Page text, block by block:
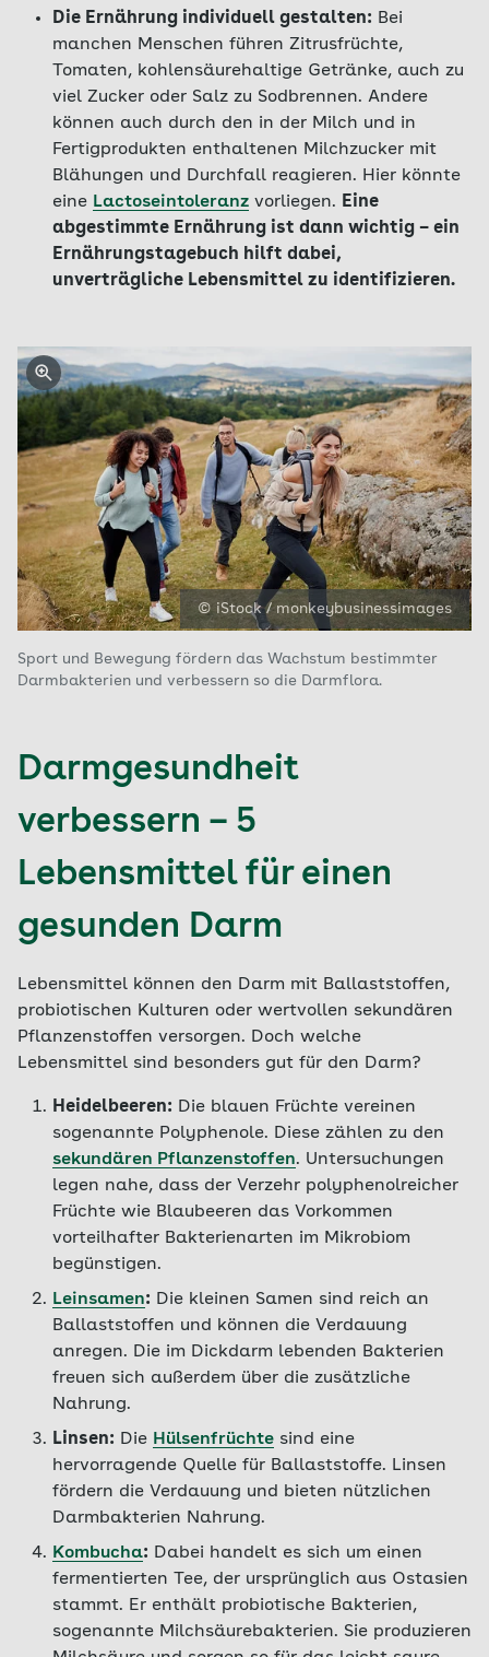
Die Ernährung individuell gestalten: Bei
manchen Menschen führen Zitrusfrüchte,
Tomaten, kohlensäurehaltige Getränke, auch zu
viel Zucker oder Salz zu Sodbrennen. Andere
können auch durch den in der Milch und in
Fertigprodukten enthaltenen Milchzucker mit
Blähungen und Durchfall reagieren. Hier könnte
eine Lactoseintoleranz vorliegen. Eine
abgestimmte Ernährung ist dann wichtig – ein
Ernährungstagebuch hilft dabei,
unverträgliche Lebensmittel zu identifizieren.
© iStock / monkeybusinessimages
Sport und Bewegung fördern das Wachstum bestimmter
Darmbakterien und verbessern so die Darmflora.
Darmgesundheit
verbessern – 5
Lebensmittel für einen
gesunden Darm
Lebensmittel können den Darm mit Ballaststoffen,
probiotischen Kulturen oder wertvollen sekundären
Pflanzenstoffen versorgen. Doch welche
Lebensmittel sind besonders gut für den Darm?
Heidelbeeren: Die blauen Früchte vereinen
sogenannte Polyphenole. Diese zählen zu den
sekundären Pflanzenstoffen. Untersuchungen
legen nahe, dass der Verzehr polyphenolreicher
Früchte wie Blaubeeren das Vorkommen
vorteilhafter Bakterienarten im Mikrobiom
begünstigen.
Leinsamen: Die kleinen Samen sind reich an
Ballaststoffen und können die Verdauung
anregen. Die im Dickdarm lebenden Bakterien
freuen sich außerdem über die zusätzliche
Nahrung.
Linsen: Die Hülsenfrüchte sind eine
hervorragende Quelle für Ballaststoffe. Linsen
fördern die Verdauung und bieten nützlichen
Darmbakterien Nahrung.
Kombucha: Dabei handelt es sich um einen
fermentierten Tee, der ursprünglich aus Ostasien
stammt. Er enthält probiotische Bakterien,
sogenannte Milchsäurebakterien. Sie produzieren